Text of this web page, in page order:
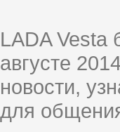
LADA Vesta
августе
новости,
для